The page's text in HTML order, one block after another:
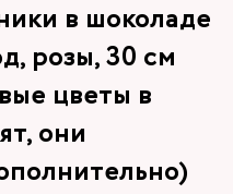
в шоколаде
розы, 30 см
цветы в
они